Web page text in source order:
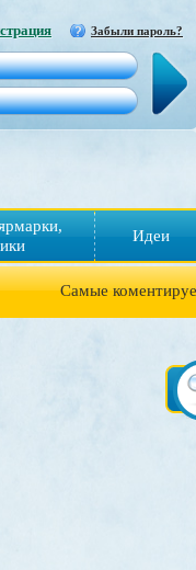
Забыли пароль?
Идеи
Самые